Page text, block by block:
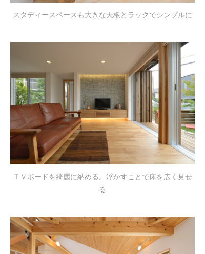
スタディースペースも大きな天板とラックでシンプルに
ＴＶボードを綺麗に納める。浮かすことで床を広く見せ
る